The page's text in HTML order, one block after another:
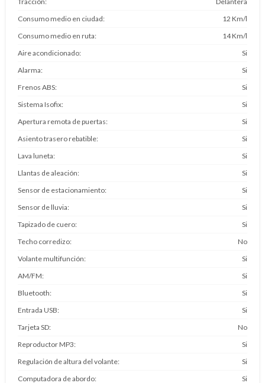
Consumo medio en ciudad
12 Km/l
Consumo medio en ruta
14 Km/l
Aire acondicionado
Si
Alarma
Si
Frenos ABS
Si
Sistema Isofix
Si
Apertura remota de puertas
Si
Asiento trasero rebatible
Si
Lava luneta
Si
Llantas de aleación
Si
Sensor de estacionamiento
Si
Sensor de lluvia
Si
Tapizado de cuero
Si
Techo corredizo
No
Volante multifunción
Si
AM/FM
Si
Bluetooth
Si
Entrada USB
Si
Tarjeta SD
No
Reproductor MP3
Si
Regulación de altura del volante
Si
Computadora de abordo
Si